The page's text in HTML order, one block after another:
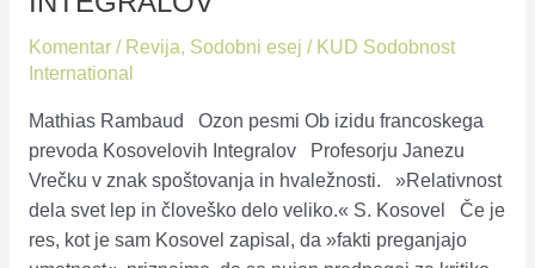
Komentar / Revija, Sodobni esej / KUD Sodobnost
International
Mathias Rambaud Ozon pesmi Ob izidu francoskega
prevoda Kosovelovih Integralov Profesorju Janezu
Vrečku v znak spoštovanja in hvaležnosti. »Relativnost
dela svet lep in človeško delo veliko.« S. Kosovel Če je
res, kot je sam Kosovel zapisal, da »fakti preganjajo